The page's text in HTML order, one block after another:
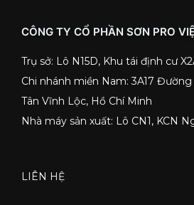
CÔNG TY CỔ PHẦN SƠN PRO
Trụ sở: Lô N15D, Khu tái định cư
Chi nhánh miền Nam: 3A17 Đường
Tân Vĩnh Lộc, Hồ Chí Minh
Nhà máy sản xuất: Lô CN1, KCN
LIÊN HỆ